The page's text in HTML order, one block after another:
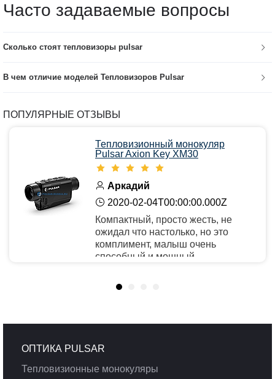
Часто задаваемые вопросы
Сколько стоят тепловизоры pulsar
В чем отличие моделей Тепловизоров Pulsar
ПОПУЛЯРНЫЕ ОТЗЫВЫ
Тепловизионный монокуляр
Pulsar Axion Key XM30
Аркадий
2020-02-04T00:00:00.000Z
Компактный, просто жесть, не
ожидал что настолько, но это
комплимент, малыш очень
способный и мощный.
ОПТИКА PULSAR
Тепловизионные монокуляры